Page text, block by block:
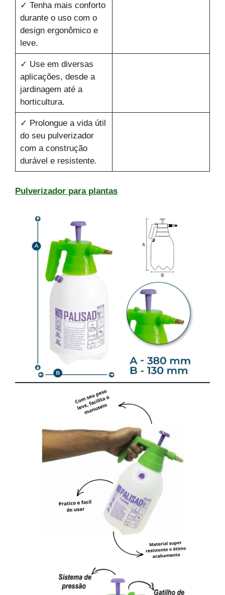
✓ Tenha mais conforto
durante o uso com o
design ergonômico e
leve.
✓ Use em diversas
aplicações, desde a
jardinagem até a
horticultura.
✓ Prolongue a vida útil
do seu pulverizador
com a construção
durável e resistente.
Pulverizador para plantas